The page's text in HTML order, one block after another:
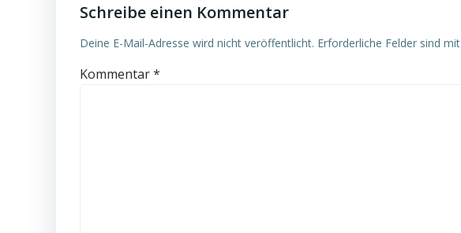
Schreibe einen Kommentar
Deine E-Mail-Adresse wird nicht veröffentlicht. Erforderliche Felder sind mit
Kommentar*